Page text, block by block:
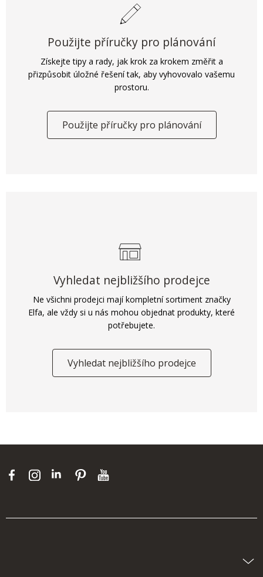
Použijte příručky pro plánování
Získejte tipy a rady, jak krok za krokem změřit a
přizpůsobit úložné řešení tak, aby vyhovovalo vašemu
prostoru.
Použijte příručky pro plánování
Vyhledat nejbližšího prodejce
Ne všichni prodejci mají kompletní sortiment značky
Elfa, ale vždy si u nás mohou objednat produkty, které
potřebujete.
Vyhledat nejbližšího prodejce